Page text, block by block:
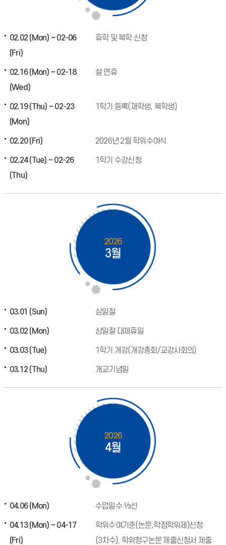
02.02 (Mon) ~ 02-06
(Fri)
휴학 및 복학 신청
02.16 (Mon) ~ 02-18
(Wed)
설 연휴
02.19 (Thu) ~ 02-23
(Mon)
1학기 등록(재학생, 복학생)
02.20 (Fri) 2026년 2월 학위수여식
02.24 (Tue) ~ 02-26
(Thu)
1학기 수강신청
2026
3월
03.01 (Sun) 삼일절
03.02 (Mon) 삼일절 대체휴일
03.03 (Tue) 1학기 개강(개강총회/교강사회의)
03.12 (Thu) 개교기념일
2026
4월
04.06 (Mon) 수업일수 ⅓선
04.13 (Mon) ~ 04-17
(Fri)
학위수여기준(논문,학점학위제)신청
(3차수), 학위청구논문 제출신청서 제출